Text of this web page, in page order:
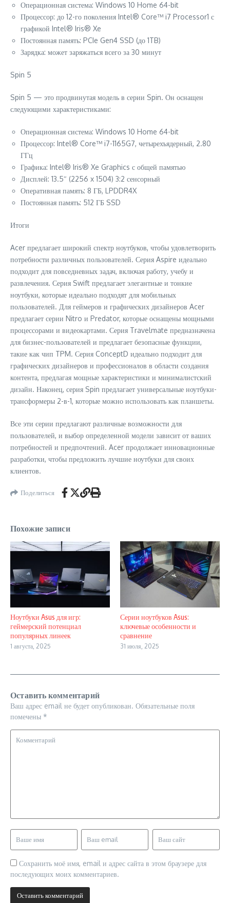
Операционная система: Windows 10 Home 64-bit
Процессор: до 12-го поколения Intel® Core™ i7 Processor1 с
графикой Intel® Iris® Xe
Постоянная память: PCIe Gen4 SSD (до 1TB)
Зарядка: может заряжаться всего за 30 минут
Spin 5
Spin 5 — это продвинутая модель в серии Spin. Он оснащен
следующими характеристиками:
Операционная система: Windows 10 Home 64-bit
Процессор: Intel® Core™ i7-1165G7, четырехъядерный, 2.80
ГГц
Графика: Intel® Iris® Xe Graphics с общей памятью
Дисплей: 13.5″ (2256 x 1504) 3:2 сенсорный
Оперативная память: 8 ГБ, LPDDR4X
Постоянная память: 512 ГБ SSD
Итоги
Acer предлагает широкий спектр ноутбуков, чтобы удовлетворить
потребности различных пользователей. Серия Aspire идеально
подходит для повседневных задач, включая работу, учебу и
развлечения. Серия Swift предлагает элегантные и тонкие
ноутбуки, которые идеально подходят для мобильных
пользователей. Для геймеров и графических дизайнеров Acer
предлагает серии Nitro и Predator, которые оснащены мощными
процессорами и видеокартами. Серия Travelmate предназначена
для бизнес-пользователей и предлагает безопасные функции,
такие как чип TPM. Серия ConceptD идеально подходит для
графических дизайнеров и профессионалов в области создания
контента, предлагая мощные характеристики и минималистский
дизайн. Наконец, серия Spin предлагает универсальные ноутбуки-
трансформеры 2-в-1, которые можно использовать как планшеты.
Все эти серии предлагают различные возможности для
пользователей, и выбор определенной модели зависит от ваших
потребностей и предпочтений. Acer продолжает инновационные
разработки, чтобы предложить лучшие ноутбуки для своих
клиентов.
Поделиться
Похожие записи
Ноутбуки Asus для игр:
геймерский потенциал
популярных линеек
1 августа, 2025
Серии ноутбуков Asus:
ключевые особенности и
сравнение
31 июля, 2025
Оставить комментарий
Ваш адрес email не будет опубликован. Обязательные поля
помечены *
Сохранить моё имя, email и адрес сайта в этом браузере для
последующих моих комментариев.